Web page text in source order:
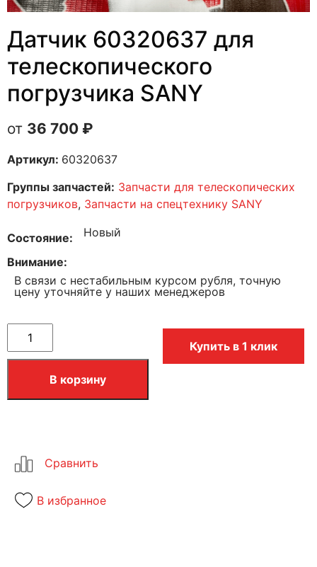
Датчик 60320637 для
телескопического
погрузчика SANY
36 700 ₽
Артикул: 60320637
Группы запчастей: Запчасти для телескопических
погрузчиков, Запчасти на спецтехнику SANY
Состояние Новый
Внимание
В связи с нестабильным курсом рубля, точную
цену уточняйте у наших менеджеров
В корзину
Купить в 1 клик
В избранное